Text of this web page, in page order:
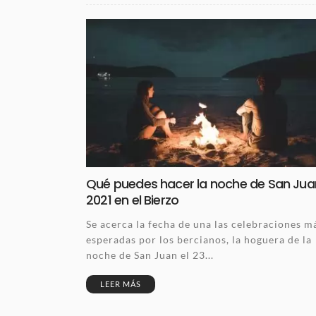
Qué puedes hacer la noche de San
2021 en el Bierzo
Se acerca la fecha de una las celebraciones
esperadas por los bercianos, la hoguera de la
noche de San Juan el 23...
LEER MÁS